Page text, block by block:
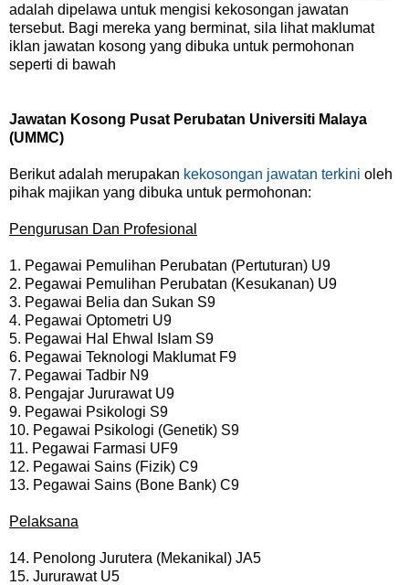
adalah dipelawa untuk mengisi kekosongan jawatan
tersebut. Bagi mereka yang berminat, sila lihat maklumat
iklan jawatan kosong yang dibuka untuk permohonan
seperti di bawah
Jawatan Kosong Pusat Perubatan Universiti Malaya
(UMMC)
Berikut adalah merupakan kekosongan jawatan terkini oleh
pihak majikan yang dibuka untuk permohonan:
Pengurusan Dan Profesional
1. Pegawai Pemulihan Perubatan (Pertuturan) U9
2. Pegawai Pemulihan Perubatan (Kesukanan) U9
3. Pegawai Belia dan Sukan S9
4. Pegawai Optometri U9
5. Pegawai Hal Ehwal Islam S9
6. Pegawai Teknologi Maklumat F9
7. Pegawai Tadbir N9
8. Pengajar Jururawat U9
9. Pegawai Psikologi S9
10. Pegawai Psikologi (Genetik) S9
11. Pegawai Farmasi UF9
12. Pegawai Sains (Fizik) C9
13. Pegawai Sains (Bone Bank) C9
Pelaksana
14. Penolong Jurutera (Mekanikal) JA5
15. Jururawat U5